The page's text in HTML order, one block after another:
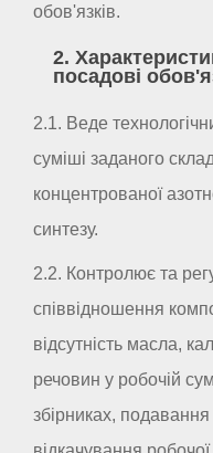
обов'язків.
2.
посадові
2.1. Веде
суміші заданого
концентрованої
синтезу.
2.2. Контролює та
співвідношення
відсутність масла,
речовин у робочій
збірниках, подавання